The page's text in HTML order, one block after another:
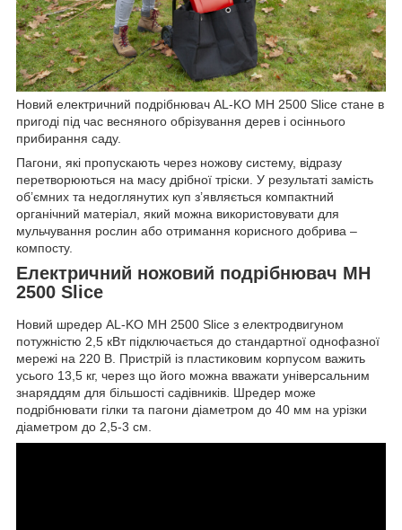
Новий електричний подрібнювач AL-KO МH 2500 Slice стане в
пригоді під час весняного обрізування дерев і осіннього
прибирання саду.
Пагони, які пропускають через ножову систему, відразу
перетворюються на масу дрібної тріски. У результаті замість
об’ємних та недоглянутих куп з’являється компактний
органічний матеріал, який можна використовувати для
мульчування рослин або отримання корисного добрива –
компосту.
Електричний ножовий подрібнювач МH
2500 Slice
Новий шредер AL-KO МH 2500 Slice з електродвигуном
потужністю 2,5 кВт підключається до стандартної однофазної
мережі на 220 В. Пристрій із пластиковим корпусом важить
усього 13,5 кг, через що його можна вважати універсальним
знаряддям для більшості садівників. Шредер може
подрібнювати гілки та пагони діаметром до 40 мм на урізки
діаметром до 2,5-3 см.